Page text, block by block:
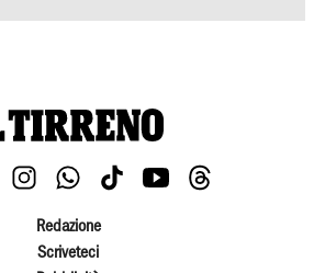
Redazione
Scriveteci